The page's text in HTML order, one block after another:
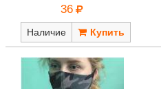
36
Наличие